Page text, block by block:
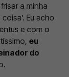
a minha
Eu acho
e com o
eu
do